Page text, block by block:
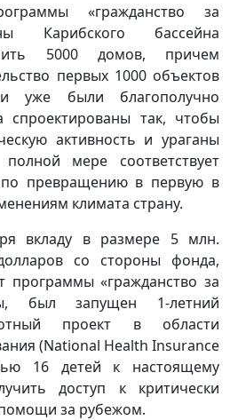
«гражданство за
Карибского бассейна
5000 домов, причем
первых 1000 объектов
уже были благополучно
так, чтобы
активность и ураганы
мере соответствует
по превращению в первую в
климата страну.
вкладу в размере 5 млн.
со стороны фонда,
программы «гражданство за
был запущен 1-летний
проект в области
(National Health Insurance
16 детей к настоящему
доступ к критически
за рубежом.